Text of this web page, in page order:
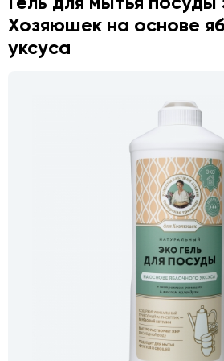
Хозяюшек на основе
уксуса